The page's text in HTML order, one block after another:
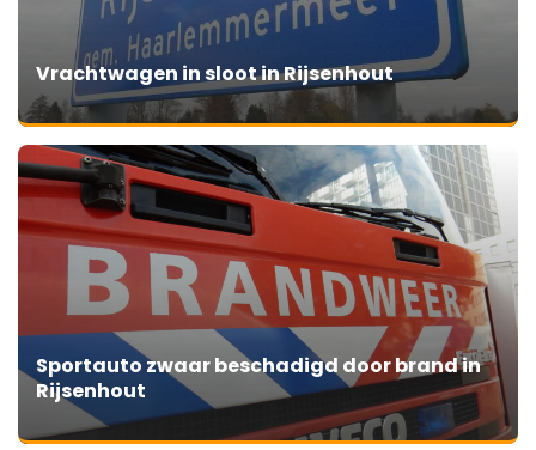
Vrachtwagen in sloot in Rijsenhout
Sportauto zwaar beschadigd door brand in
Rijsenhout